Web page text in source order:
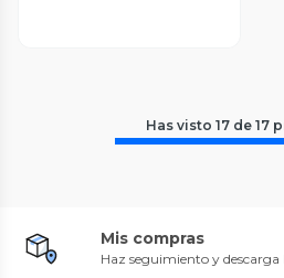
Has visto 17de 17
Mis compras
Haz seguimiento y descarga